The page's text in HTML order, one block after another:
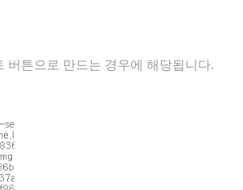
버튼으로 만드는 경우에 해당됩니다.